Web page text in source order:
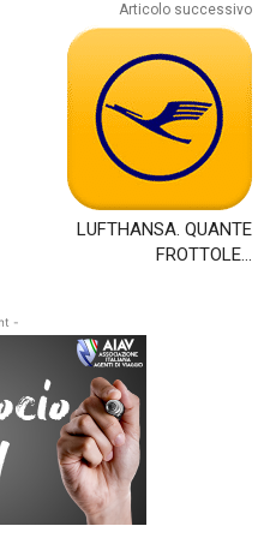
-
del
08/11/2023
Articolo successivo
LUFTHANSA. QUANTE
FROTTOLE…
-